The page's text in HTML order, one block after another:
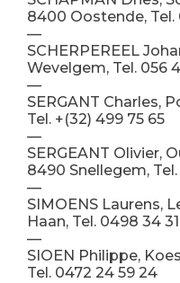
8400 Oostende, Tel.
—
SCHERPEREEL
Wevelgem, Tel. 056
—
SERGANT Charles,
Tel. +(32) 499 75 65
—
SERGEANT Olivier,
8490 Snellegem,
—
SIMOENS Laurens,
Haan, Tel. 0498 34
—
SIOEN Philippe,
Tel. 0472 24 59 24